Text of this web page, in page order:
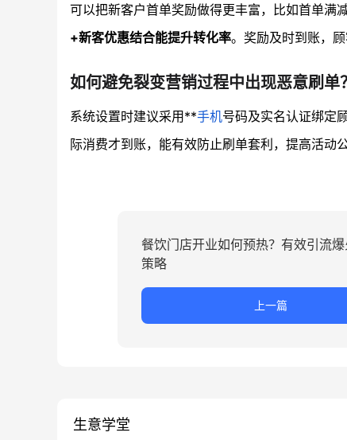
可以把新客户首单奖励做得更丰富，比如首单满
+新客优惠结合能提升转化率。奖励及时到账，顾
如何避免裂变营销过程中出现恶意刷单？
系统设置时建议采用**手机号码及实名认证绑定
际消费才到账，能有效防止刷单套利，提高活动
餐饮门店开业如何预热？有效引流
策略
上一篇
生意学堂